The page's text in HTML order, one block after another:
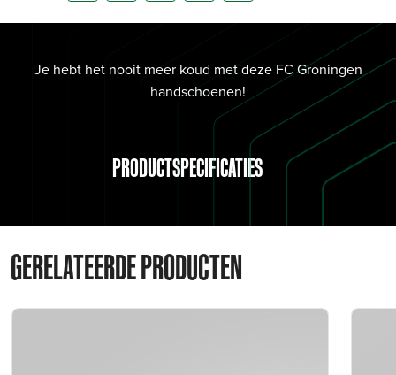
Je hebt het nooit meer koud met deze FC Groningen
handschoenen!
PRODUCTSPECIFICATIES
GERELATEERDE PRODUCTEN